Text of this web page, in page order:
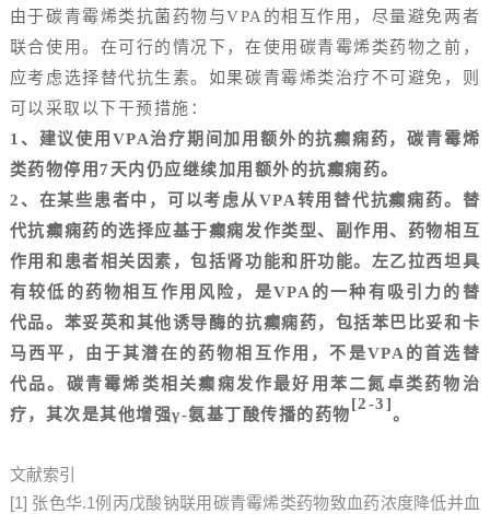
由于碳青霉烯类抗菌药物与VPA的相互作用，尽量避免两者
联合使用。在可行的情况下，在使用碳青霉烯类药物之前，
应考虑选择替代抗生素。如果碳青霉烯类治疗不可避免，则
可以采取以下干预措施：
1、建议使用VPA治疗期间加用额外的抗癫痫药，碳青霉烯
类药物停用7天内仍应继续加用额外的抗癫痫药。
2、 在某些患者中，可以考虑从VPA转用替代抗癫痫药。替
代抗癫痫药的选择应基于癫痫发作类型、副作用、药物相互
作用和患者相关因素，包括肾功能和肝功能。左乙拉西坦具
有较低的药物相互作用风险，是VPA的一种有吸引力的替
代品。苯妥英和其他诱导酶的抗癫痫药，包括苯巴比妥和卡
马西平，由于其潜在的药物相互作用，不是VPA的首选替
代品。碳青霉烯类相关癫痫发作最好用苯二氮卓类药物治
疗，其次是其他增强γ-氨基丁酸传播的药物
[2-3]
。
文献索引
[1] 张色华.1例丙戊酸钠联用碳青霉烯类药物致血药浓度降低并血